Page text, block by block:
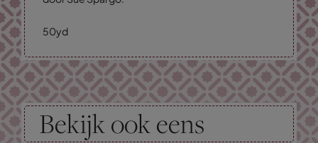
50yd
Bekijk ook eens